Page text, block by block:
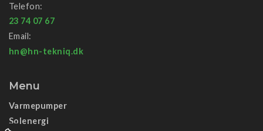
Telefon:
23 74 07 67
Email:
hn@hn-tekniq.dk
Menu
Varmepumper
Solenergi